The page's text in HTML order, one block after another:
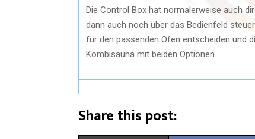
Die Control Box hat normalerweise auch
dann auch noch über das Bedienfeld
für den passenden Ofen entscheiden und
Kombisauna mit beiden Optionen.
Share this post: